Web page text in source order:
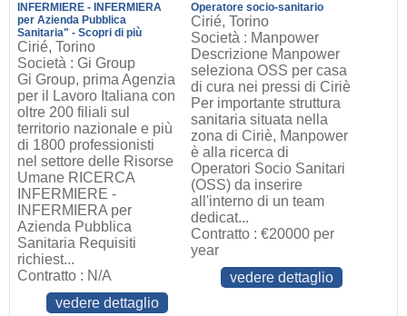
INFERMIERE - INFERMIERA
per Azienda Pubblica
Sanitaria" - Scopri di più
Cirié, Torino
Società : Gi Group
Gi Group, prima Agenzia
per il Lavoro Italiana con
oltre 200 filiali sul
territorio nazionale e più
di 1800 professionisti
nel settore delle Risorse
Umane RICERCA
INFERMIERE -
INFERMIERA per
Azienda Pubblica
Sanitaria Requisiti
richiest...
Contratto : N/A
vedere dettaglio
Operatore socio-sanitario
Cirié, Torino
Società : Manpower
Descrizione Manpower
seleziona OSS per casa
di cura nei pressi di Ciriè
Per importante struttura
sanitaria situata nella
zona di Ciriè, Manpower
è alla ricerca di
Operatori Socio Sanitari
(OSS) da inserire
all'interno di un team
dedicat...
Contratto : €20000 per
year
vedere dettaglio